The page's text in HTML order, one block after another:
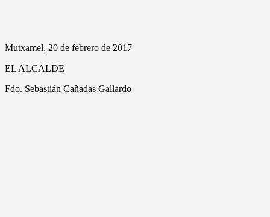
Mutxamel, 20 de febrero de 2017
EL ALCALDE
Fdo. Sebastián Cañadas Gallardo